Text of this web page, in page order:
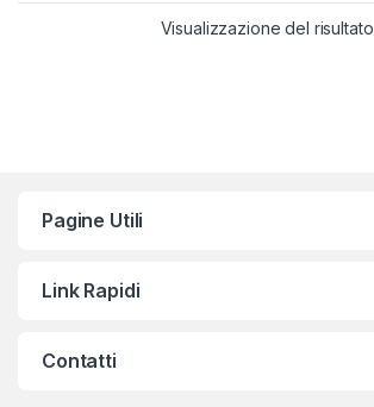
Visualizzazione del risultato
Pagine Utili
Link Rapidi
Contatti